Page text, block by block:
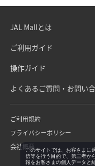
JAL Mallとは
ご利用ガイド
操作ガイド
よくあるご質問・お問い
ご利用規約
プライバシーポリシー
会社概要このサイトでは、お客さまに
信等を行う目的で、第三者か
報をお客さまの個人データと